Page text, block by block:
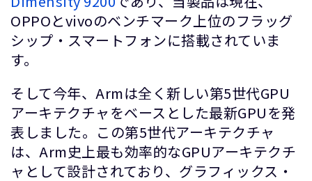
OPPOとvivoのベンチマーク上位のフラッグ
シップ・スマートフォンに搭載されていま
す。
そして今年、Armは全く新しい第5世代GPU
アーキテクチャをベースとした最新GPUを発
表しました。この第5世代アーキテクチャ
は、Arm史上最も効率的なGPUアーキテクチ
ャとして設計されており、グラフィックス・